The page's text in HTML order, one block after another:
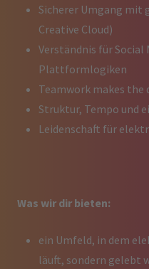
Sicherer Umgang mit
Creative Cloud)
Verständnis für Social
Plattformlogiken
Teamwork makes the
Struktur, Tempo und
Leidenschaft für
Was wir dir bieten:
ein Umfeld, in dem
läuft, sondern gelebt